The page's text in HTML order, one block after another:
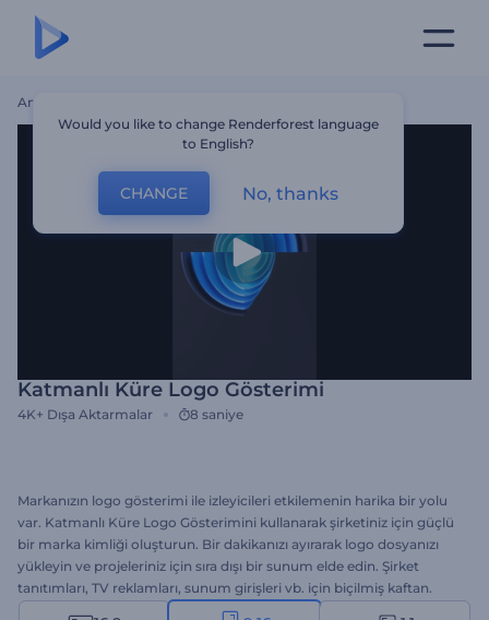
Ana Sayfa
Katmanlı Küre Logo Gösterimi
4K+ Dışa Aktarmalar 8 saniye
Markanızın logo gösterimi ile izleyicileri etkilemenin harika bir yolu
var. Katmanlı Küre Logo Gösterimini kullanarak şirketiniz için güçlü
bir marka kimliği oluşturun. Bir dakikanızı ayırarak logo dosyanızı
yükleyin ve projeleriniz için sıra dışı bir sunum elde edin. Şirket
tanıtımları, TV reklamları, sunum girişleri vb. için biçilmiş kaftan.
Kreatif proje sunumları ile markanızı öne çıkarın. Hemen deneyin!
Would you like to change Renderforest language
to English?
CHANGE No, thanks